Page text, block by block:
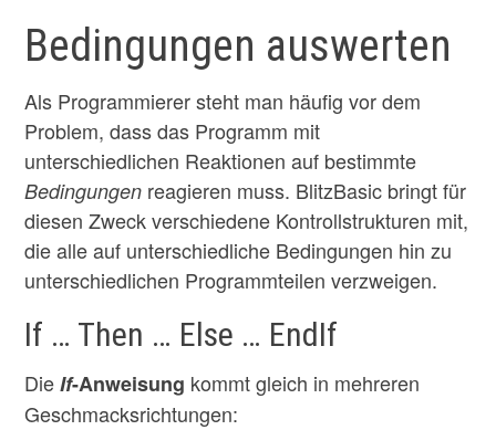
Bedingungen auswerten
Als Programmierer steht man häufig vor dem
Problem, dass das Programm mit
unterschiedlichen Reaktionen auf bestimmte
Bedingungen reagieren muss. BlitzBasic bringt für
diesen Zweck verschiedene Kontrollstrukturen mit,
die alle auf unterschiedliche Bedingungen hin zu
unterschiedlichen Programmteilen verzweigen.
If … Then … Else … EndIf
DieIf-Anweisung kommt gleich in mehreren
Geschmacksrichtungen: